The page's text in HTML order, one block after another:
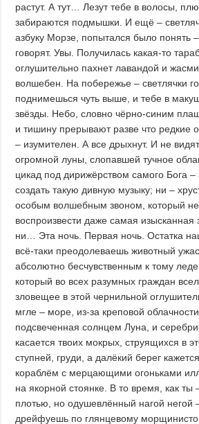
растут. А тут… Лезут тебе в волосы,
забираются подмышки. И ещё –
азбуку Морзе, попытался было понять
говорят. Увы. Получилась какая-то
оглушительно пахнет лавандой и
волшебен. На побережье – светлячки
поднимешься чуть выше, и тебе в
звёзды. Небо, словно чёрно-синим
и тишину прерывают разве что редкие
– изумителен. А все дрыхнут. И не
огромной луны, слопавшей тучное
цикад под дирижёрством самого Бога –
создать такую дивную музыку; ни –
особым волшебным звоном, который не
воспроизвести даже самая
ни… Эта ночь. Первая ночь. Остатка
всё-таки преодолеваешь животный ужас
абсолютно бесчувственным к тому
который во всех разумных граждан
зловещее в этой чернильной
мгле – море, из-за креповой
подсвеченная солнцем Луна, и
касается твоих мокрых, струящихся в
ступней, груди, а далёкий берег
кораблём с мерцающими огоньками
на якорной стоянке. В то время, как ты
плотью, но одушевлённый нагой негой
дрейфуешь по глянцевому